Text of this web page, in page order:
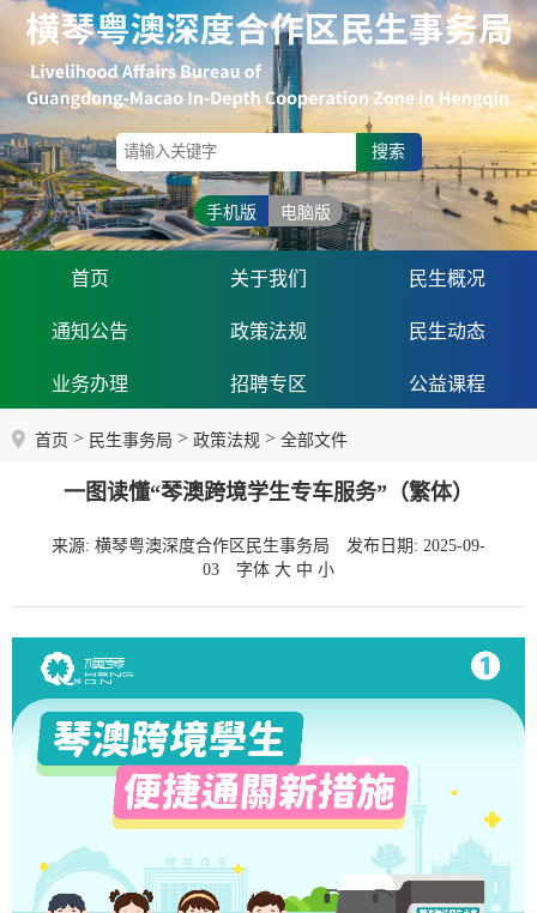
搜索
手机版 电脑版
首页 关于我们 民生概况
通知公告 政策法规 民生动态
业务办理 招聘专区 公益课程
首页 > 民生事务局 > 政策法规 > 全部文件
一图读懂“琴澳跨境学生专车服务”（繁体）
来源: 横琴粤澳深度合作区民生事务局
发布日期: 2025-09-
03
字体 大 中 小